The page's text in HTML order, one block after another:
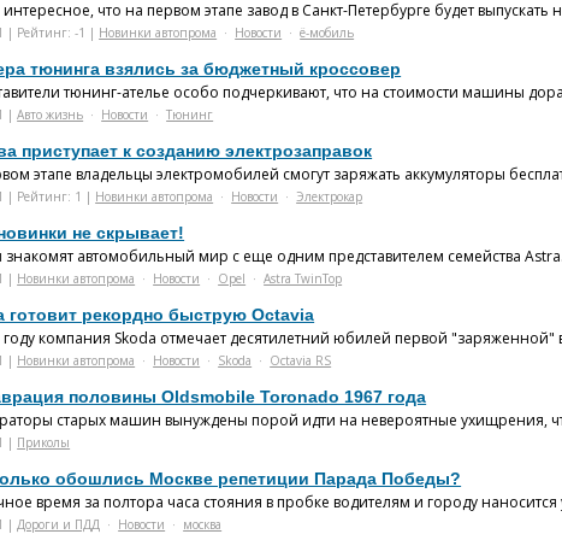
что на первом этапе завод в Санкт-Петербурге будет выпускать
| Рейтинг: -1 | Новинки автопрома · Новости ·ё-мобиль
тюнинга взялись за бюджетный кроссовер
тюнинг-ателье особо подчеркивают, что на стоимости машины
|Авто жизнь · Новости ·Тюнинг
приступает к созданию электрозаправок
этапе владельцы электромобилей смогут заряжать аккумуляторы
| Рейтинг: 1 | Новинки автопрома · Новости ·Электрокар
не скрывает!
автомобильный мир с еще одним представителем семейства Astra.
| Новинки автопрома · Новости · Opel ·Astra TwinTop
готовит рекордно быструю Octavia
году компания Skoda отмечает десятилетний юбилей первой "заряженной"
| Новинки автопрома · Новости · Skoda · Octavia RS
половины Oldsmobile Toronado 1967 года
старых машин вынуждены порой идти на невероятные ухищрения,
| Приколы
обошлись Москве репетиции Парада Победы?
время за полтора часа стояния в пробке водителям и городу
|Дороги и ПДД · Новости · москва